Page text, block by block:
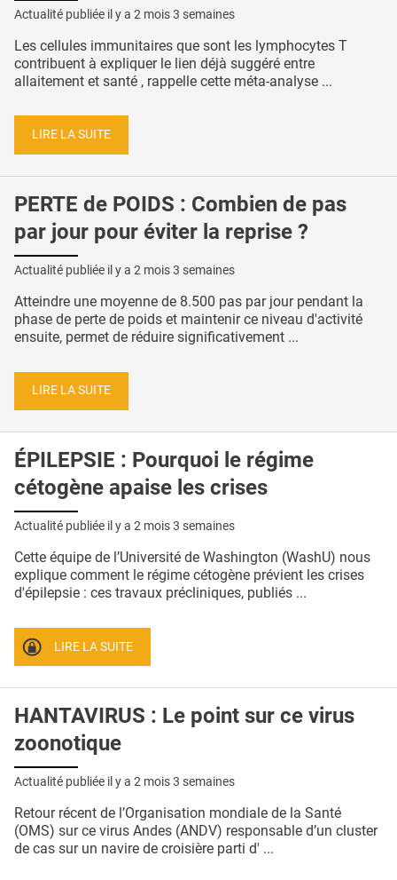
Actualité publiée il y a 2 mois 3 semaines
Les cellules immunitaires que sont les lymphocytes T
contribuent à expliquer le lien déjà suggéré entre
allaitement et santé , rappelle cette méta-analyse ...
LIRE LA SUITE
PERTE de POIDS : Combien de pas
par jour pour éviter la reprise ?
Actualité publiée il y a 2 mois 3 semaines
Atteindre une moyenne de 8.500 pas par jour pendant la
phase de perte de poids et maintenir ce niveau d'activité
ensuite, permet de réduire significativement ...
LIRE LA SUITE
ÉPILEPSIE : Pourquoi le régime
cétogène apaise les crises
Actualité publiée il y a 2 mois 3 semaines
Cette équipe de l’Université de Washington (WashU) nous
explique comment le régime cétogène prévient les crises
d'épilepsie : ces travaux précliniques, publiés ...
LIRE LA SUITE
HANTAVIRUS : Le point sur ce virus
zoonotique
Actualité publiée il y a 2 mois 3 semaines
Retour récent de l’Organisation mondiale de la Santé
(OMS) sur ce virus Andes (ANDV) responsable d’un cluster
de cas sur un navire de croisière parti d' ...